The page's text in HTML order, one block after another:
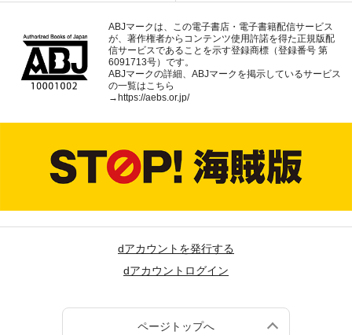
ABJマークは、この電子書店・電子書籍配信サービス
が、著作権者からコンテンツ使用許諾を得た正規版配
信サービスであることを示す登録商標（登録番号 第
6091713号）です。
ABJマークの詳細、ABJマークを掲示しているサービス
の一覧はこちら
→https://aebs.or.jp/
dアカウントを発行する
dアカウントログイン
ページトップへ